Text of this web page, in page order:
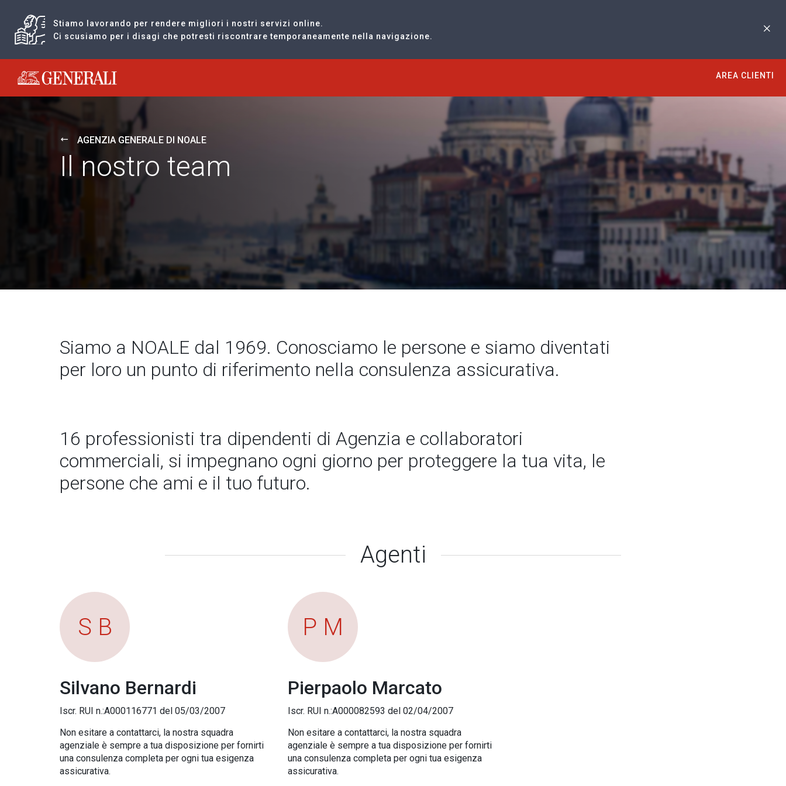
Stiamo lavorando per rendere migliori i nostri servizi online.
Ci scusiamo per i disagi che potresti riscontrare temporaneamente nella navigazione.
Generali logo
AREA CLIENTI
AGENZIA GENERALE DI NOALE
Il nostro team
Siamo a NOALE dal 1969. Conosciamo le persone e siamo diventati
per loro un punto di riferimento nella consulenza assicurativa.
16 professionisti tra dipendenti di Agenzia e collaboratori
commerciali, si impegnano ogni giorno per proteggere la tua vita, le
persone che ami e il tuo futuro.
Agenti
S B
Silvano Bernardi
Iscr. RUI n.:A000116771 del 05/03/2007
Non esitare a contattarci, la nostra squadra
agenziale è sempre a tua disposizione per fornirti
una consulenza completa per ogni tua esigenza
assicurativa.
P M
Pierpaolo Marcato
Iscr. RUI n.:A000082593 del 02/04/2007
Non esitare a contattarci, la nostra squadra
agenziale è sempre a tua disposizione per fornirti
una consulenza completa per ogni tua esigenza
assicurativa.